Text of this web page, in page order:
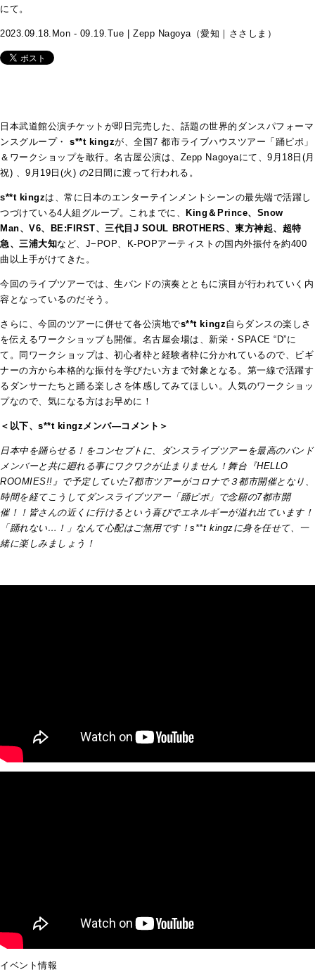
にて。
2023.09.18.Mon - 09.19.Tue | Zepp Nagoya（愛知｜ささしま）
日本武道館公演チケットが即日完売した、話題の世界的ダンスパフォーマ
ンスグループ・s**t kingzが、全国7 都市ライブハウスツアー「踊ピポ」
＆ワークショップを敢行。名古屋公演は、Zepp Nagoyaにて、9⽉18⽇(⽉
祝) 、9⽉19⽇(⽕) の2日間に渡って行われる。
s**t kingzは、常に⽇本のエンターテインメントシーンの最先端で活躍し
つづけている4人組グループ。これまでに、
King＆Prince、Snow
Man、V6、BE:FIRST、三代⽬J SOUL BROTHERS、東⽅神起、超特
急、三浦⼤知など、J−POP、K-POPアーティストの国内外振付を約400
曲以上⼿がけてきた。
今回のライブツアーでは、⽣バンドの演奏とともに演目が行われていく内
容となっているのだそう。
さらに、今回のツアーに併せて各公演地でs**t kingz自らダンスの楽しさ
を伝えるワークショップも開催。名古屋会場は、新栄・SPACE “D”に
て。同ワークショップは、初⼼者枠と経験者枠に分かれているので、ビギ
ナーの方から本格的な振付を学びたい方まで対象となる。第一線で活躍す
るダンサーたちと踊る楽しさを体感してみてほしい。人気のワークショッ
プなので、気になる方はお早めに！
＜以下、s**t kingzメンバ―コメント＞
⽇本中を踊らせる！をコンセプトに、ダンスライブツアーを最⾼のバンド
メンバーと共に廻れる事にワクワクが⽌まりません！舞台『HELLO
ROOMIES!!』で予定していた7都市ツアーがコロナで３都市開催となり、
時間を経てこうしてダンスライブツアー「踊ピポ」で念願の7都市開
催！！皆さんの近くに⾏けるという喜びでエネルギーが溢れ出ています！
「踊れない…！」なんて⼼配はご無⽤です！s**t kingzに⾝を任せて、⼀
緒に楽しみましょう！
イベント情報